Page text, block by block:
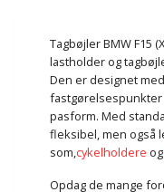
Tagbøjler BMW F15
lastholder og
Den er designet
pasform. Med
fleksibel, men også
som,cykelholdere og
Opdag de mange